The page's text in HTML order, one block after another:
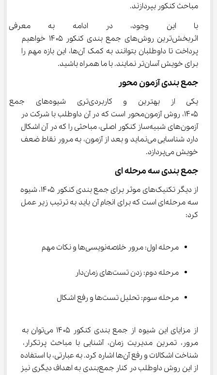
مباحث کنکور بپردازند.
با این وجود، در ادامه به
اثربخش‌ترین روش‌های جمع بندی کنکور ۱۴۰۵ خواهیم
پرداخت تا داوطلبان بتوانند به کمک آن‌ها، این بازه مهم را
برای خویش آسان‌تر نمایند. با ما همراه باشید.
جمع بندی آزمون محور
یکی از بهترین و
۱۴۰۵، روش آزمون‌محور است که در آن داوطلب با شرکت در
آزمون‌های شبیه‌ساز کنکور اصلی، مباحثی را که در آن اشکال
دارد شناسایی می‌نماید و بعد از آزمون، به مرور نقاط ضعف
خویش می‌پردازد.
جمع بندی سه مرحله ای
از دیگر تکنیک‌های موثر برای جمع بندی کنکور ۱۴۰۵، شیوه
سه مرحله‌ای است که برای انجام آن باید به ترتیب زیر عمل
کرد:
مرحله اول: مرور خلاصه‌نویسی‌ها و نکات مهم
مرحله دوم: زدن تست‌های زمان‌دار
مرحله سوم: تحلیل تست‌ها و رفع اشکال
از مزایای این شیوه از جمع بندی کنکور ۱۴۰۵ می‌توان به
مرور، تمرین مدیریت زمان، آشنایی با مباحث پرتکرار،
شناخت اشکالات و رفع آن‌ها اشاره کرد. به عبارتی، با استفاده
از این روش داوطلب در کنار جمع‌بندی به اهداف دیگری نیز